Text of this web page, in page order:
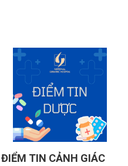
ĐIỂM TIN CẢNH GIÁC